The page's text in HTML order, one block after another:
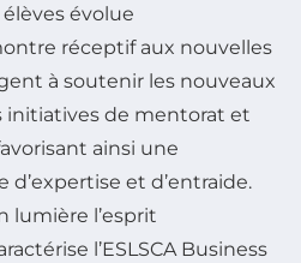
évolue
réceptif aux nouvelles
à soutenir les nouveaux
initiatives de mentorat et
ainsi une
et d’entraide.
lumière l’esprit
l’ESLSCA Business